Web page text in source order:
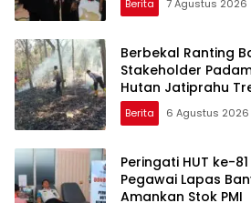
Berita 7 Agustus 2026
Berbekal Ranting
Stakeholder
Hutan Jatiprahu
Berita 6 Agustus 2026
Peringati HUT ke-
Pegawai Lapas
Amankan Stok PMI